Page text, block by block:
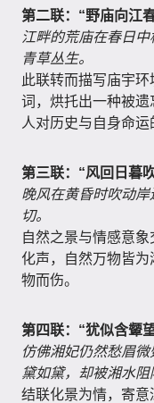
第二联：“野庙向江
江畔的荒庙在春日中
青草丛生。
此联转而描写庙宇环
词，烘托出一种被
人对历史与自身命运
第三联：“风回日暮
晚风在黄昏时吹动
切。
自然之景与情感意
化声，自然万物皆
物而伤。
第四联：“犹似含颦
仿佛湘妃仍然愁眉
黛如黛，却被湘水阻
结联化景为情，寄